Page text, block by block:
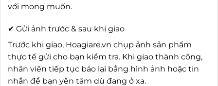
với mong muốn.
✔ Gửi ảnh trước & sau khi giao
Trước khi giao, Hoagiare.vn chụp ảnh sản phẩm
thực tế gửi cho bạn kiểm tra. Khi giao thành công,
nhân viên tiếp tục báo lại bằng hình ảnh hoặc tin
nhắn để bạn yên tâm dù đang ở xa.